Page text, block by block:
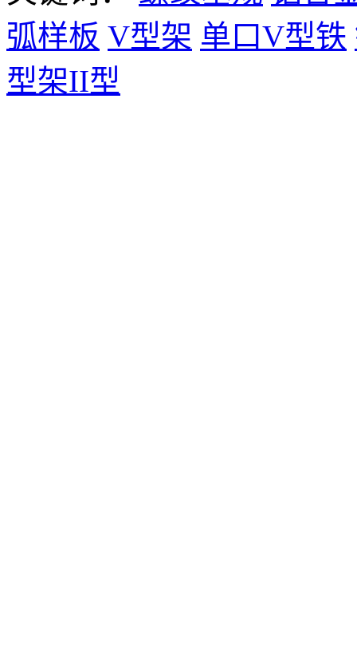
弧样板 V型架 单口V型铁
型架II型